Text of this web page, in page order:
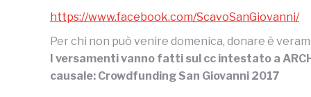
https://www.facebook.com/ScavoSanGiovanni/
Per chi non può venire domenica, donare è
I versamenti vanno fatti sul cc intestato a
causale: Crowdfunding San Giovanni 2017